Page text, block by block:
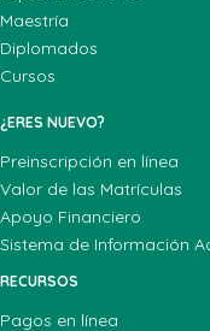
Maestría
Diplomados
Cursos
¿ERES NUEVO?
Preinscripción en línea
Valor de las Matrículas
Apoyo Financiero
Sistema de Información
RECURSOS
Pagos en línea